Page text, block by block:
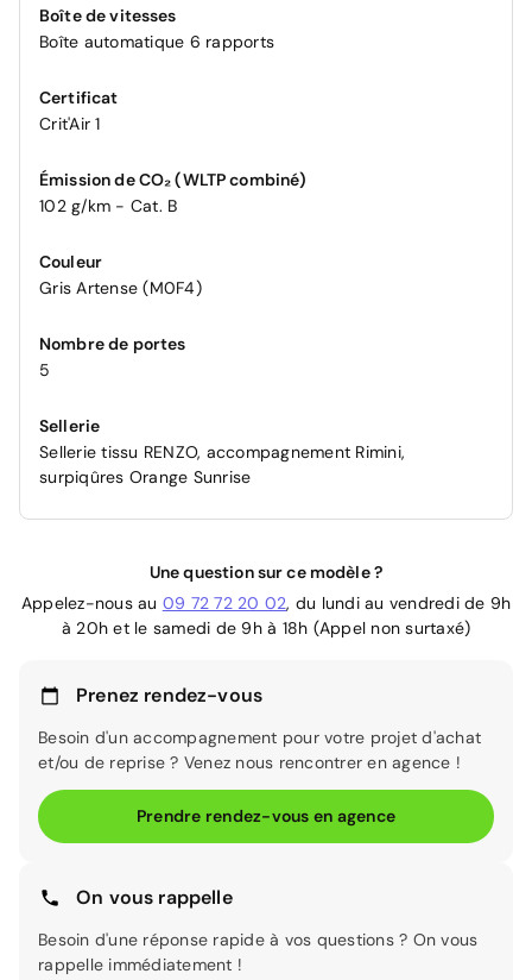
Boîte de vitesses
Boîte automatique 6 rapports
Certificat
Crit'Air 1
Émission de CO₂ (WLTP combiné)
102 g/km - Cat. B
Couleur
Gris Artense (M0F4)
Nombre de portes
5
Sellerie
Sellerie tissu RENZO, accompagnement Rimini,
surpiqûres Orange Sunrise
Une question sur ce modèle ?
Appelez-nous au 09 72 72 20 02, du lundi au vendredi de 9h
à 20h et le samedi de 9h à 18h (Appel non surtaxé)
Prenez rendez-vous
Besoin d'un accompagnement pour votre projet d'achat
et/ou de reprise ? Venez nous rencontrer en agence !
Prendre rendez-vous en agence
On vous rappelle
Besoin d'une réponse rapide à vos questions ? On vous
rappelle immédiatement !